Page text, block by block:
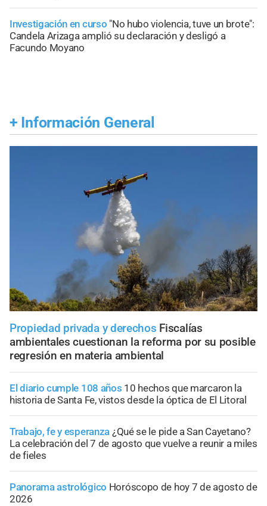
Investigación en curso "No hubo violencia, tuve un brote":
Candela Arizaga amplió su declaración y desligó a
Facundo Moyano
+ Información General
Propiedad privada y derechos Fiscalías
ambientales cuestionan la reforma por su posible
regresión en materia ambiental
El diario cumple 108 años 10 hechos que marcaron la
historia de Santa Fe, vistos desde la óptica de El Litoral
Trabajo, fe y esperanza ¿Qué se le pide a San Cayetano?
La celebración del 7 de agosto que vuelve a reunir a miles
de fieles
Panorama astrológico Horóscopo de hoy 7 de agosto de
2026